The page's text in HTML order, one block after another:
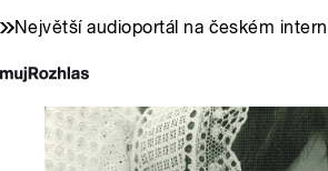
Největší audioportál na českém